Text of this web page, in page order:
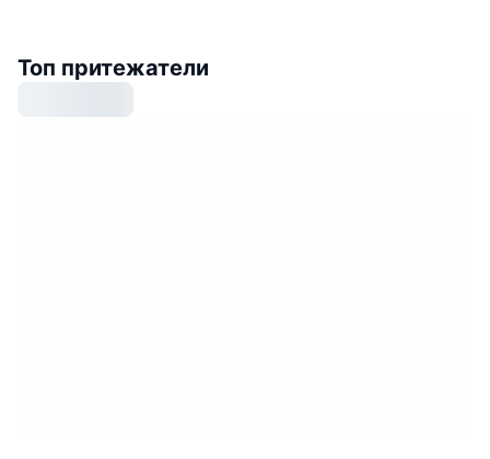
Топ притежатели